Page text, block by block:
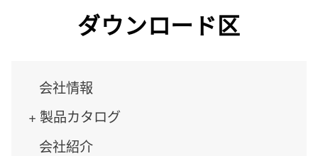
ダウンロード区
会社情報
製品カタログ
会社紹介